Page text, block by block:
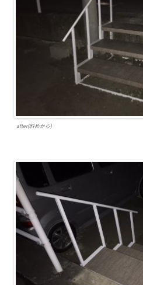
after(斜めから)